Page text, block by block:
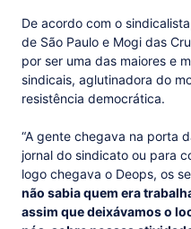
De acordo com o
de São Paulo e Mogi das
por ser uma das maiores e
sindicais, aglutinadora do
resistência democrática.
“A gente chegava na porta
jornal do sindicato ou para
logo chegava o Deops, os
não sabia quem era
assim que deixávamos o